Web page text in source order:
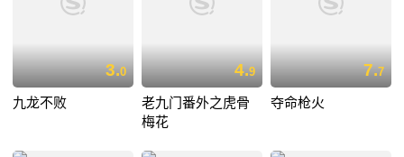
3.0
九龙不败
4.9
老九门番外之虎骨
梅花
7.7
夺命枪火